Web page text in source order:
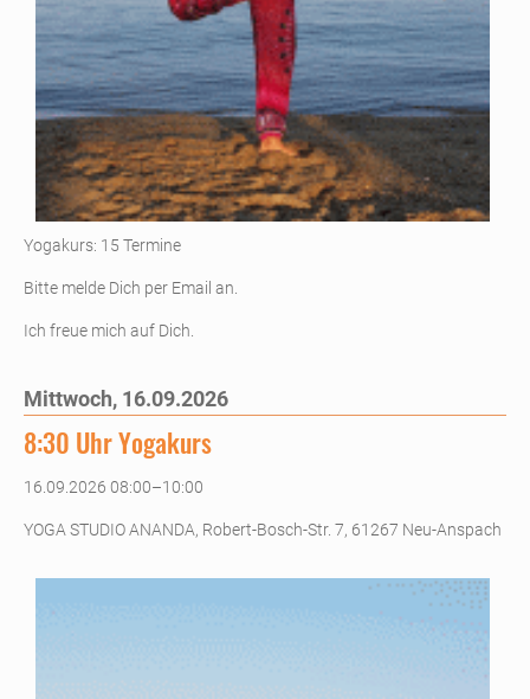
Yogakurs: 15 Termine
Bitte melde Dich per Email an.
Ich freue mich auf Dich.
Mittwoch, 16.09.2026
8:30 Uhr Yogakurs
16.09.2026 08:00–10:00
YOGA STUDIO ANANDA, Robert-Bosch-Str. 7, 61267 Neu-Anspach